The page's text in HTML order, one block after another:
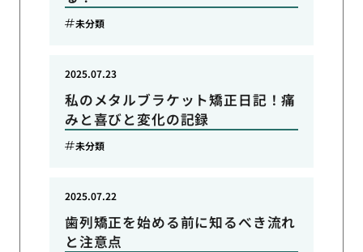
未分類
私のメタルブラケット矯正日記！痛
みと喜びと変化の記録
2025.07.23
未分類
歯列矯正を始める前に知るべき流れ
と注意点
2025.07.22